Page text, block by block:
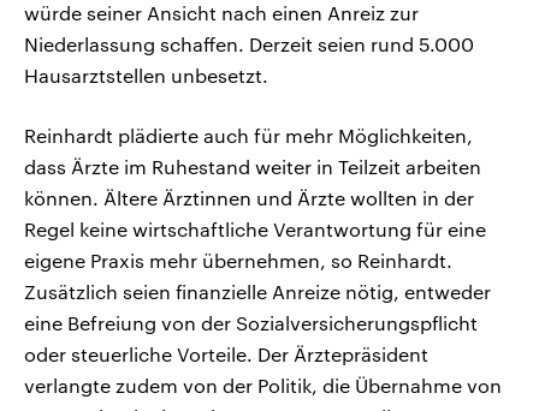
würde seiner Ansicht nach einen Anreiz zur
Niederlassung schaffen. Derzeit seien rund 5.000
Hausarztstellen unbesetzt.
Reinhardt plädierte auch für mehr Möglichkeiten,
dass Ärzte im Ruhestand weiter in Teilzeit arbeiten
können. Ältere Ärztinnen und Ärzte wollten in der
Regel keine wirtschaftliche Verantwortung für eine
eigene Praxis mehr übernehmen, so Reinhardt.
Zusätzlich seien finanzielle Anreize nötig, entweder
eine Befreiung von der Sozialversicherungspflicht
oder steuerliche Vorteile. Der Ärztepräsident
verlangte zudem von der Politik, die Übernahme von